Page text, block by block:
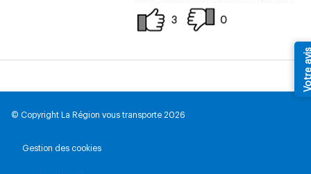
3 0
© Copyright La Région vous transporte 2026
Gestion des cookies